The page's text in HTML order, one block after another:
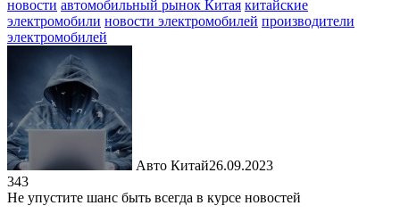
новости автомобильный рынок Китая китайские
электромобили новости электромобилей производители
электромобилей
Авто Китай26.09.2023
343
Не упустите шанс быть всегда в курсе новостей